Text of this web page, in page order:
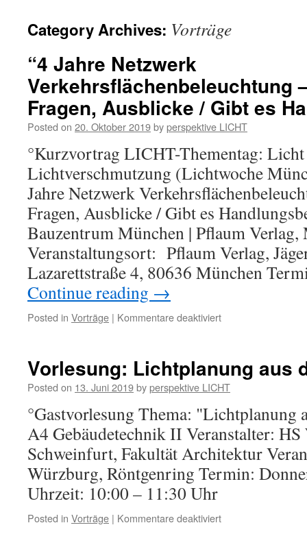
Category Archives: Vorträge
“4 Jahre Netzwerk
Verkehrsflächenbeleuchtung
Fragen, Ausblicke / Gibt es
Posted on 20. Oktober 2019byperspektive LICHT
°Kurzvortrag LICHT-Thementag:
Lichtverschmutzung (Lichtwoche
Jahre Netzwerk
Fragen, Ausblicke / Gibt es
Bauzentrum München | Pflaum Verlag,
Veranstaltungsort: Pflaum Verlag,
Lazarettstraße 4, 80636 München
Continue reading →
Posted in Vorträge | Kommentare deaktiviert
Vorlesung: Lichtplanung aus
Posted on 13. Juni 2019byperspektive LICHT
°Gastvorlesung Thema: "Lichtplanung
A4 Gebäudetechnik II Veranstalter:
Schweinfurt, Fakultät Architektur
Würzburg, Röntgenring Termin:
Uhrzeit: 10:00 – 11:30 Uhr
Posted in Vorträge | Kommentare deaktiviert